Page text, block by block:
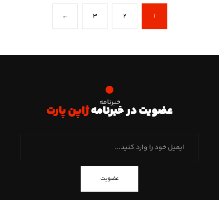
۱ ۲ ۳ ←
خبرنامه
عضویت در خبرنامهژاپن پارت
عضویت